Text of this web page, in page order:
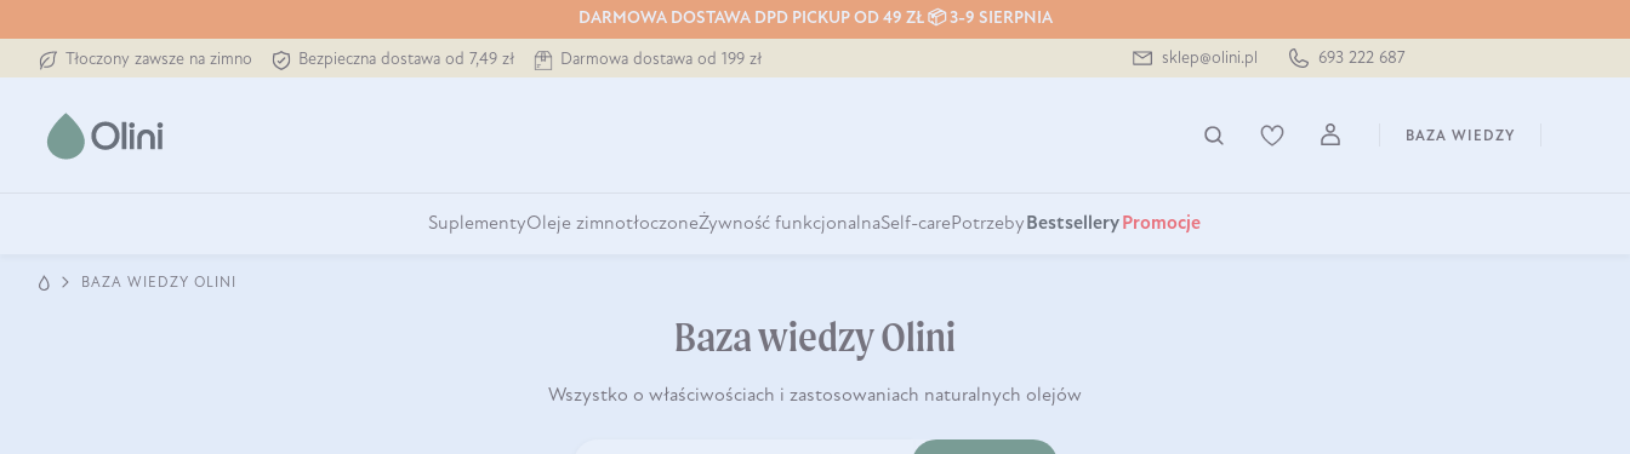
DARMOWA DOSTAWA DPD PICKUP OD 49 ZŁ 📦 3-9 SIERPNIA
Tłoczony zawsze na zimno Bezpieczna dostawa od 7,49 zł Darmowa dostawa od 199 zł sklep@olini.pl 693 222 687
BAZA WIEDZY
SuplementyOleje zimnotłoczoneŻywność funkcjonalnaSelf-carePotrzeby Bestsellery Promocje
BAZA WIEDZY OLINI
Baza wiedzy Olini
Wszystko o właściwościach i zastosowaniach naturalnych olejów